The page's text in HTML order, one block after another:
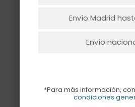
Añadir Al Carrito
Información
Envío Madrid
Envío
*Para más información,
condiciones